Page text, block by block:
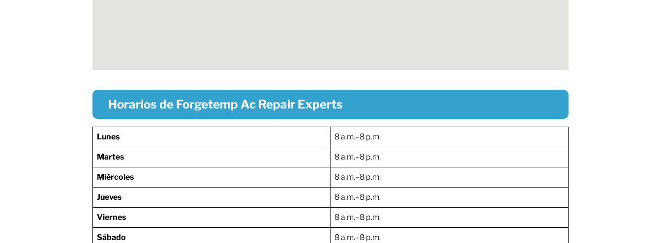
Horarios de Forgetemp Ac Repair Experts
Lunes 8 a.m.–8 p.m.
Martes 8 a.m.–8 p.m.
Miércoles 8 a.m.–8 p.m.
Jueves 8 a.m.–8 p.m.
Viernes 8 a.m.–8 p.m.
Sábado 8 a.m.–8 p.m.